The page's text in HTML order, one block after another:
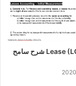
Lease (LOS 2020) شرح سامح